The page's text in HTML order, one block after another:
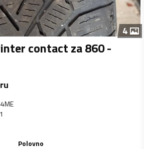
4
contact za 860 -
Polovno